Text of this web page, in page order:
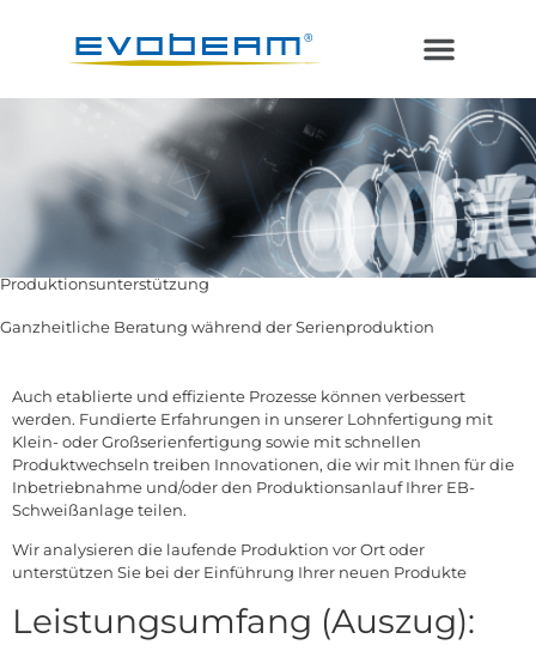
Produktionsunterstützung
Ganzheitliche Beratung während der Serienproduktion
Auch etablierte und effiziente Prozesse können verbessert
werden. Fundierte Erfahrungen in unserer Lohnfertigung mit
Klein- oder Großserienfertigung sowie mit schnellen
Produktwechseln treiben Innovationen, die wir mit Ihnen für die
Inbetriebnahme und/oder den Produktionsanlauf Ihrer EB-
Schweißanlage teilen.
Wir analysieren die laufende Produktion vor Ort oder
unterstützen Sie bei der Einführung Ihrer neuen Produkte
Leistungsumfang (Auszug):